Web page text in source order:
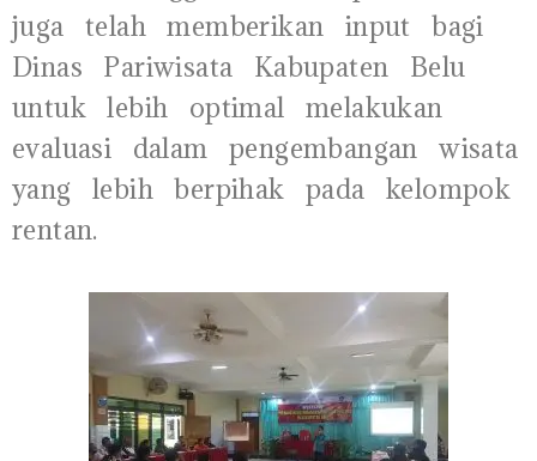
juga telah memberikan input bagi
Dinas Pariwisata Kabupaten Belu
untuk lebih optimal melakukan
evaluasi dalam pengembangan wisata
yang lebih berpihak pada kelompok
rentan.